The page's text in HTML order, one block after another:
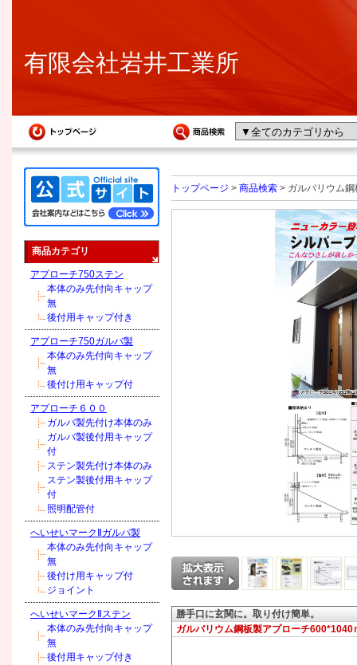
有限会社岩井工業所
商品カテゴリ
アプローチ750ステン
本体のみ先付向キャップ
無
後付用キャップ付き
アプローチ750ガルバ製
本体のみ先付向キャップ
無
後付け用キャップ付
アプローチ６００
ガルバ製先付け本体のみ
ガルバ製後付用キャップ
付
ステン製先付け本体のみ
ステン製後付用キャップ
付
照明配管付
へいせいマークⅡガルバ製
本体のみ先付向キャップ
無
後付け用キャップ付
ジョイント
へいせいマークⅡステン
本体のみ先付向キャップ
無
後付用キャップ付き
トップページ > 商品検索 > ガルバリウム
勝手口に玄関に。取り付け簡単。
ガルバリウム鋼板製アプローチ600*1040